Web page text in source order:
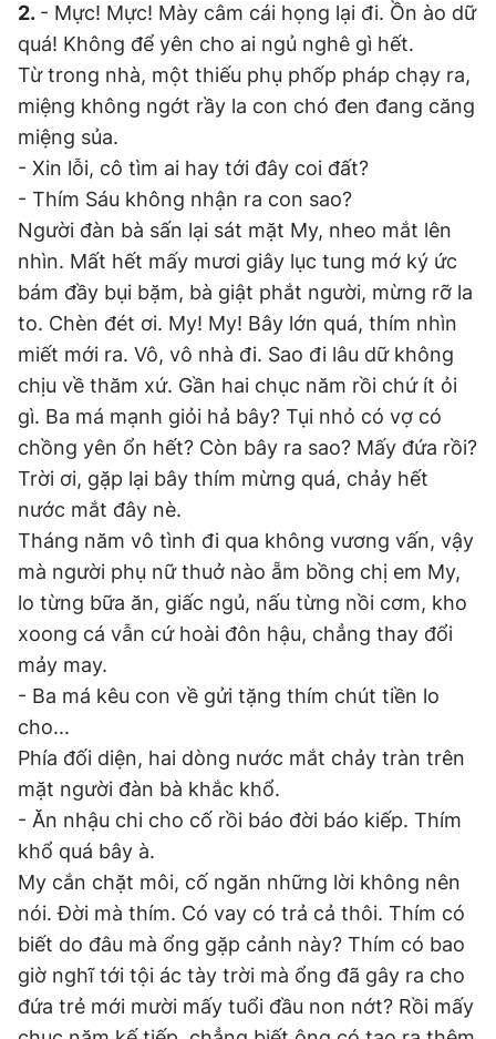
2. - Mực! Mực! Mày câm cái họng lại đi. Ồn ào dữ
quá! Không để yên cho ai ngủ nghê gì hết.
Từ trong nhà, một thiếu phụ phốp pháp chạy ra,
miệng không ngớt rầy la con chó đen đang căng
miệng sủa.
- Xin lỗi, cô tìm ai hay tới đây coi đất?
- Thím Sáu không nhận ra con sao?
Người đàn bà sấn lại sát mặt My, nheo mắt lên
nhìn. Mất hết mấy mươi giây lục tung mớ ký ức
bám đầy bụi bặm, bà giật phắt người, mừng rỡ la
to. Chèn đét ơi. My! My! Bây lớn quá, thím nhìn
miết mới ra. Vô, vô nhà đi. Sao đi lâu dữ không
chịu về thăm xứ. Gần hai chục năm rồi chứ ít ỏi
gì. Ba má mạnh giỏi hả bây? Tụi nhỏ có vợ có
chồng yên ổn hết? Còn bây ra sao? Mấy đứa rồi?
Trời ơi, gặp lại bây thím mừng quá, chảy hết
nước mắt đây nè.
Tháng năm vô tình đi qua không vương vấn, vậy
mà người phụ nữ thuở nào ẵm bồng chị em My,
lo từng bữa ăn, giấc ngủ, nấu từng nồi cơm, kho
xoong cá vẫn cứ hoài đôn hậu, chẳng thay đổi
mảy may.
- Ba má kêu con về gửi tặng thím chút tiền lo
cho...
Phía đối diện, hai dòng nước mắt chảy tràn trên
mặt người đàn bà khắc khổ.
- Ăn nhậu chi cho cố rồi báo đời báo kiếp. Thím
khổ quá bây à.
My cắn chặt môi, cố ngăn những lời không nên
nói. Đời mà thím. Có vay có trả cả thôi. Thím có
biết do đâu mà ổng gặp cảnh này? Thím có bao
giờ nghĩ tới tội ác tày trời mà ổng đã gây ra cho
đứa trẻ mới mười mấy tuổi đầu non nớt? Rồi mấy